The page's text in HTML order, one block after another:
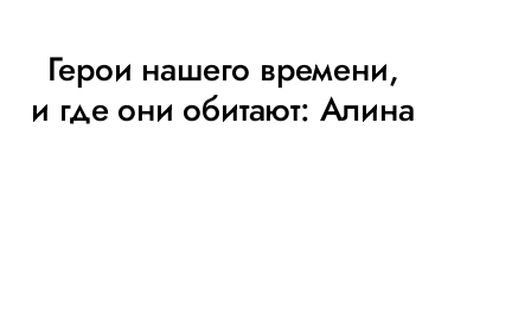
Герои нашего времени,
и где они обитают: Алина